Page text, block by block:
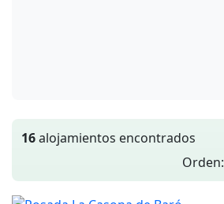
16alojamientos encontrados
Orden: